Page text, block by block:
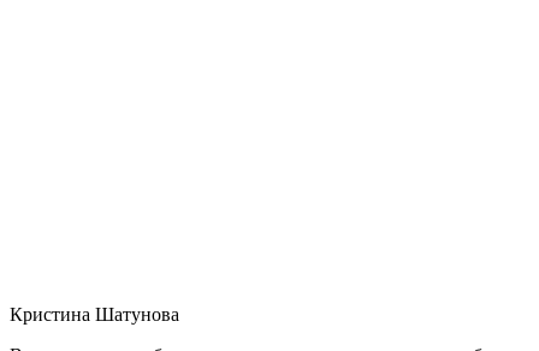
Кристина Шатунова